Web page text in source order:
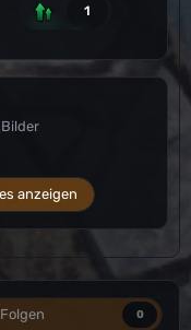
1
Bilder
anzeigen
Folgen 0